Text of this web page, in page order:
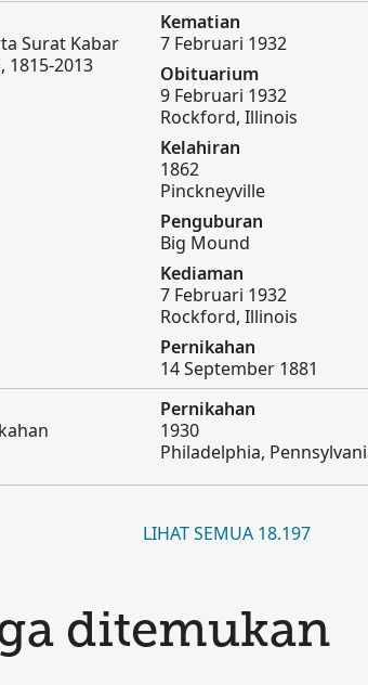
Surat Kabar
1815-2013
Kematian
7 Februari 1932
Obituarium
9 Februari 1932
Rockford, Illinois
Kelahiran
1862
Pinckneyville
Penguburan
Big Mound
Kediaman
7 Februari 1932
Rockford, Illinois
Pernikahan
14 September 1881
Pernikahan
1930
Philadelphia,
LIHAT SEMUA 18.197
ditemukan